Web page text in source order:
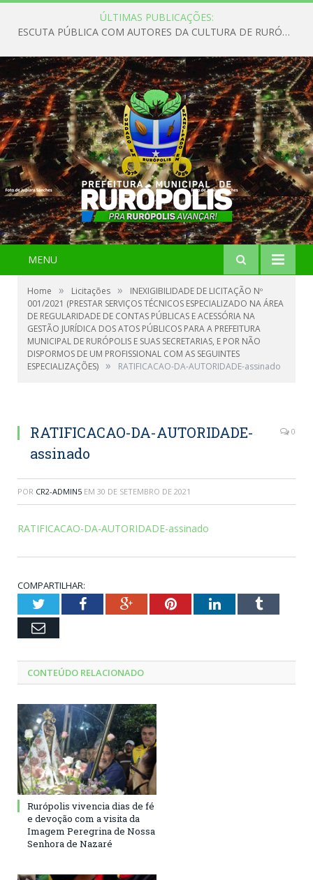
ÚLTIMAS PUBLICAÇÕES:
ESCUTA PÚBLICA COM AUTORES DA CULTURA DE RURÓPOLIS
MENU
Home » Licitações »
INEXIGIBILIDADE DE LICITAÇÃO Nº
001/2021 (PRESTAR SERVIÇOS TÉCNICOS ESPECIALIZADO NA ÁREA
DE REGULARIDADE DE CONTAS PÚBLICAS E ACESSÓRIA NA
GESTÃO JURÍDICA DOS ATOS PÚBLICOS PARA A PREFEITURA
MUNICIPAL DE RURÓPOLIS E SUAS SECRETARIAS, E POR NÃO
DISPORMOS DE UM PROFISSIONAL COM AS SEGUINTES
ESPECIALIZAÇÕES) » RATIFICACAO-DA-AUTORIDADE-assinado
RATIFICACAO-DA-AUTORIDADE-
assinado
0
POR CR2-ADMIN5 EM 30 DE SETEMBRO DE 2021
RATIFICACAO-DA-AUTORIDADE-assinado
COMPARTILHAR:
TwitterFacebookGoogle+PinterestLinkedInTumblr
Email
CONTEÚDO RELACIONADO
Rurópolis vivencia dias de fé
e devoção com a visita da
Imagem Peregrina de Nossa
Senhora de Nazaré